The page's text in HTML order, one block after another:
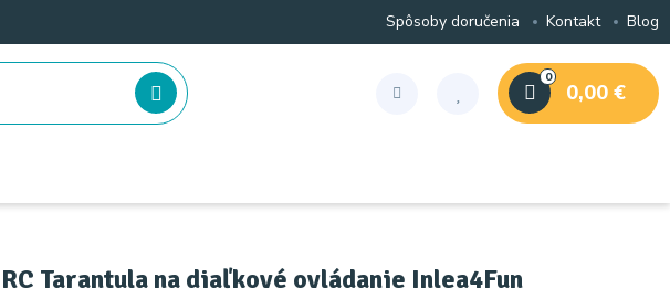
Spôsoby doručenia Kontakt Blog
0
0,00 €
RC Tarantula na diaľkové ovládanie Inlea4Fun